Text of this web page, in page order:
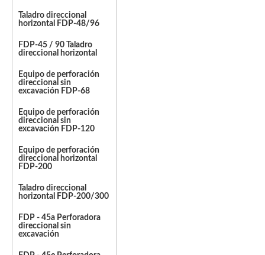
Taladro direccional
horizontal FDP-48/96
FDP-45 / 90 Taladro
direccional horizontal
Equipo de perforación
direccional sin
excavación FDP-68
Equipo de perforación
direccional sin
excavación FDP-120
Equipo de perforación
direccional horizontal
FDP-200
Taladro direccional
horizontal FDP-200/300
FDP - 45a Perforadora
direccional sin
excavación